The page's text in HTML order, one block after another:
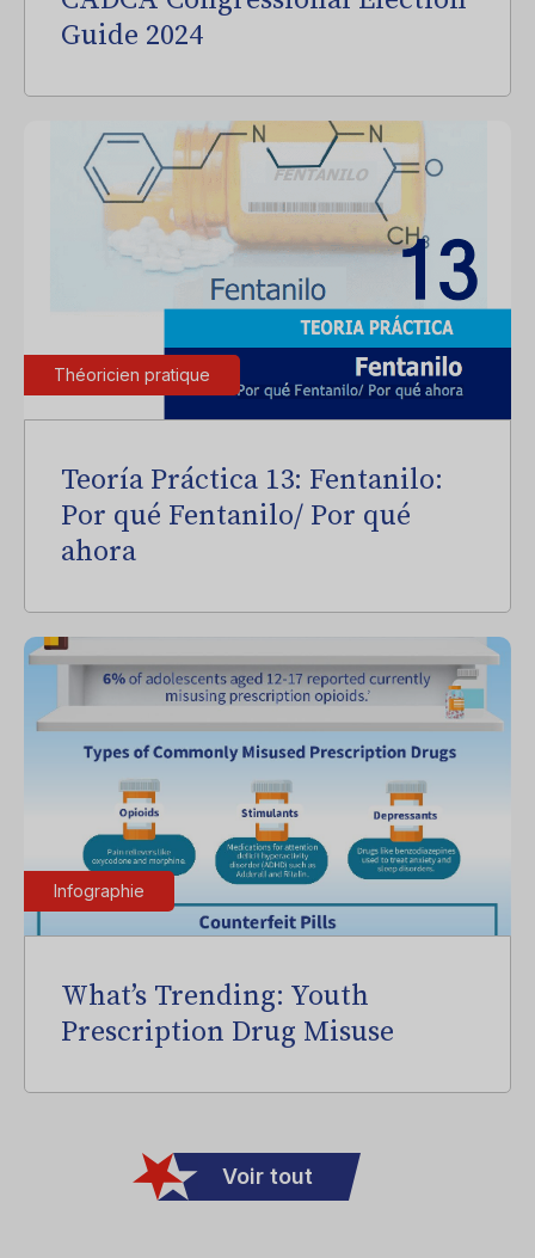
Guide 2024
Théoricien pratique
Teoría Práctica 13: Fentanilo:
Por qué Fentanilo/ Por qué
ahora
Infographie
What’s Trending: Youth
Prescription Drug Misuse
Voir tout